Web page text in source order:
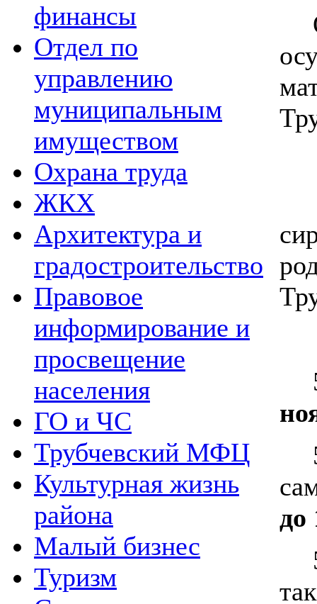
финансы
Отдел по
управлению
муниципальным
имуществом
Охрана труда
ЖКХ
Архитектура и
градостроительство
Правовое
информирование и
просвещение
населения
ГО и ЧС
Трубчевский МФЦ
Культурная жизнь
района
Малый бизнес
Туризм
до